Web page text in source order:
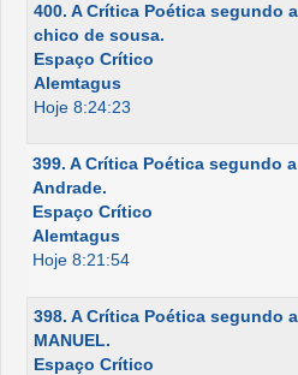
400. A Crítica Poética segundo
chico de sousa.
Espaço Crítico
Alemtagus
Hoje 8:24:23
399. A Crítica Poética segundo
Andrade.
Espaço Crítico
Alemtagus
Hoje 8:21:54
398. A Crítica Poética segundo
MANUEL.
Espaço Crítico